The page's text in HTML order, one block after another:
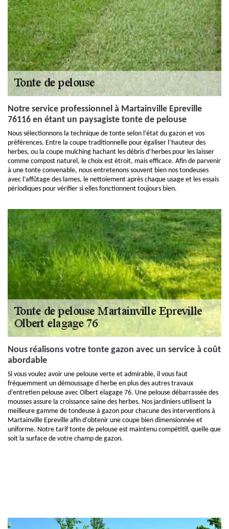
Notre service professionnel à Martainville Epreville
76116 en étant un paysagiste tonte de pelouse
Nous sélectionnons la technique de tonte selon l’état du gazon et vos
préférences. Entre la coupe traditionnelle pour égaliser l’hauteur des
herbes, ou la coupe mulching hachant les débris d’herbes pour les laisser
comme compost naturel, le choix est étroit, mais efficace. Afin de parvenir
à une tonte convenable, nous entretenons souvent bien nos tondeuses
avec l’affûtage des lames, le nettoiement après chaque usage et les essais
périodiques pour vérifier si elles fonctionnent toujours bien.
Nous réalisons votre tonte gazon avec un service à coût
abordable
Si vous voulez avoir une pelouse verte et admirable, il vous faut
fréquemment un démoussage d herbe en plus des autres travaux
d’entretien pelouse avec Olbert elagage 76. Une pelouse débarrassée des
mousses assure la croissance saine des herbes. Nos jardiniers utilisent la
meilleure gamme de tondeuse à gazon pour chacune des interventions à
Martainville Epreville afin d’obtenir une coupe bien dimensionnée et
uniforme. Notre tarif tonte de pelouse est maintenu compétitif, quelle que
soit la surface de votre champ de gazon.